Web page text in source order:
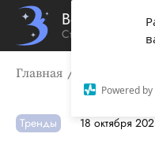
Powered by
Вечерний
Стиль жизни
Главная
Тренды 18 октября